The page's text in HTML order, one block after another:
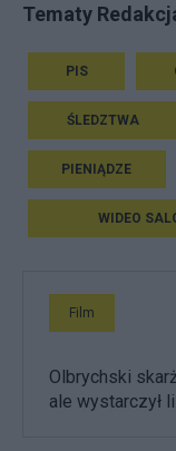
Tematy
PIS
ŚLEDZTWA
PIENIĄDZE
WIDEO
Film
Olbrychski
ale wystarczył